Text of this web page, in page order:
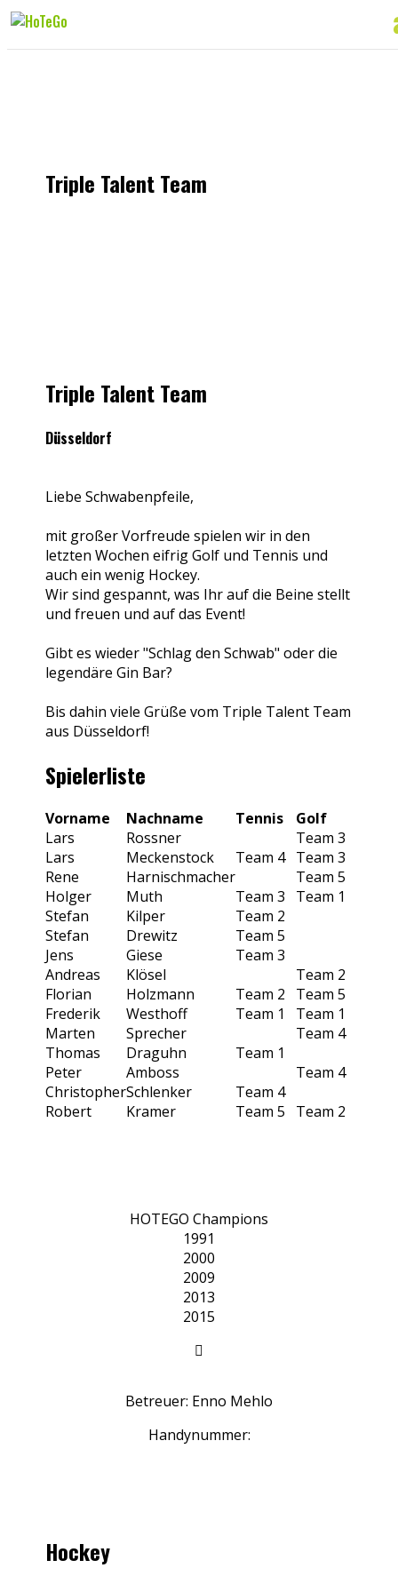
Triple Talent Team
Triple Talent Team
Düsseldorf
Liebe Schwabenpfeile,
mit großer Vorfreude spielen wir in den
letzten Wochen eifrig Golf und Tennis und
auch ein wenig Hockey.
Wir sind gespannt, was Ihr auf die Beine stellt
und freuen und auf das Event!
Gibt es wieder "Schlag den Schwab" oder die
legendäre Gin Bar?
Bis dahin viele Grüße vom Triple Talent Team
aus Düsseldorf!
Spielerliste
Vorname Nachname Tennis
Golf
Lars
Rossner
Team 3
Lars
Meckenstock Team 4 Team 3
Rene
Harnischmacher
Team 5
Holger
Muth Team 3
Team 1
Stefan
Kilper
Team 2
Stefan
Drewitz
Team 5
Jens
Giese
Team 3
Andreas
Klösel
Team 2
Florian
Holzmann Team 2
Team 5
Frederik
Westhoff Team 1
Team 1
Marten
Sprecher
Team 4
Thomas
Draguhn
Team 1
Peter
Amboss
Team 4
ChristopherSchlenker
Team 4
Robert
Kramer Team 5 Team 2
HOTEGO Champions
1991
2000
2009
2013
2015

Betreuer: Enno Mehlo
Handynummer:
Hockey